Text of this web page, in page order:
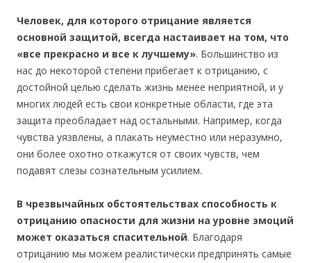
Человек, для которого отрицание является
основной защитой, всегда настаивает на том, что
«все прекрасно и все к лучшему». Большинство из
нас до некоторой степени прибегает к отрицанию, с
достойной целью сделать жизнь менее неприятной, и у
многих людей есть свои конкретные области, где эта
защита преобладает над остальными. Например, когда
чувства уязвлены, а плакать неуместно или неразумно,
они более охотно откажутся от своих чувств, чем
подавят слезы сознательным усилием.
В чрезвычайных обстоятельствах способность к
отрицанию опасности для жизни на уровне эмоций
может оказаться спасительной. Благодаря
отрицанию мы можем реалистически предпринять самые